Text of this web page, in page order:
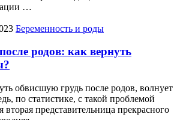
…
Беременность и роды
родов: как вернуть
обвисшую грудь после родов, волнует
по статистике, с такой проблемой
вторая представительница прекрасного